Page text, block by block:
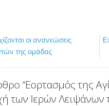
οι ανανεώσεις
της ομάδας
“Εορτασμός της
των Ιερών Λειψάνων